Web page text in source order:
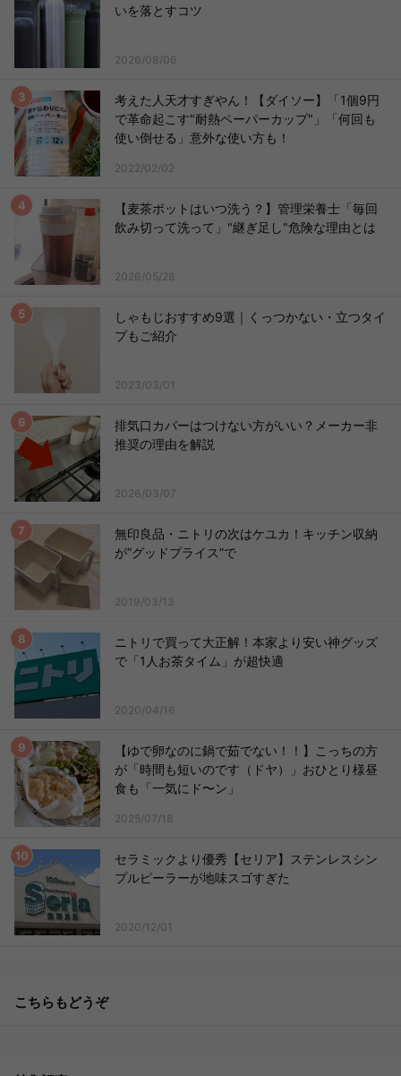
いを落とすコツ
2026/08/06
考えた人天才すぎやん！【ダイソー】「1個9円
で革命起こす"耐熱ペーパーカップ"」「何回も
使い倒せる」意外な使い方も！
2022/02/02
【麦茶ポットはいつ洗う？】管理栄養士「毎回
飲み切って洗って」"継ぎ足し"危険な理由とは
2026/05/28
しゃもじおすすめ9選｜くっつかない・立つタイ
プもご紹介
2023/03/01
排気口カバーはつけない方がいい？メーカー非
推奨の理由を解説
2026/03/07
無印良品・ニトリの次はケユカ！キッチン収納
が”グッドプライス”で
2019/03/13
ニトリで買って大正解！本家より安い神グッズ
で「1人お茶タイム」が超快適
2020/04/16
【ゆで卵なのに鍋で茹でない！！】こっちの方
が「時間も短いのです（ドヤ）」おひとり様昼
食も「一気にド〜ン」
2025/07/18
セラミックより優秀【セリア】ステンレスシン
プルピーラーが地味スゴすぎた
2020/12/01
こちらもどうぞ